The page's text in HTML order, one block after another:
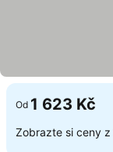
Od 1 623 Kč
Zobrazte si ceny z